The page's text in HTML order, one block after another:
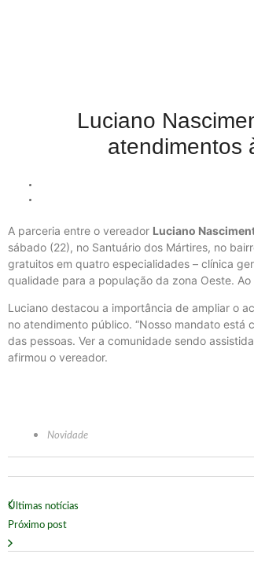
Luciano
atendimentos
A parceria entre o vereador Luciano
sábado (22), no Santuário dos Mártires, no
gratuitos em quatro especialidades – clínica
qualidade para a população da zona Oeste.
Luciano destacou a importância de ampliar o
no atendimento público. “Nosso mandato
das pessoas. Ver a comunidade sendo
afirmou o vereador.
Novidade
Últimas notícias
Próximo post